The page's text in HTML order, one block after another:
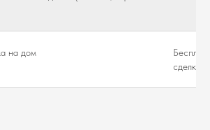
на дом
сделки)